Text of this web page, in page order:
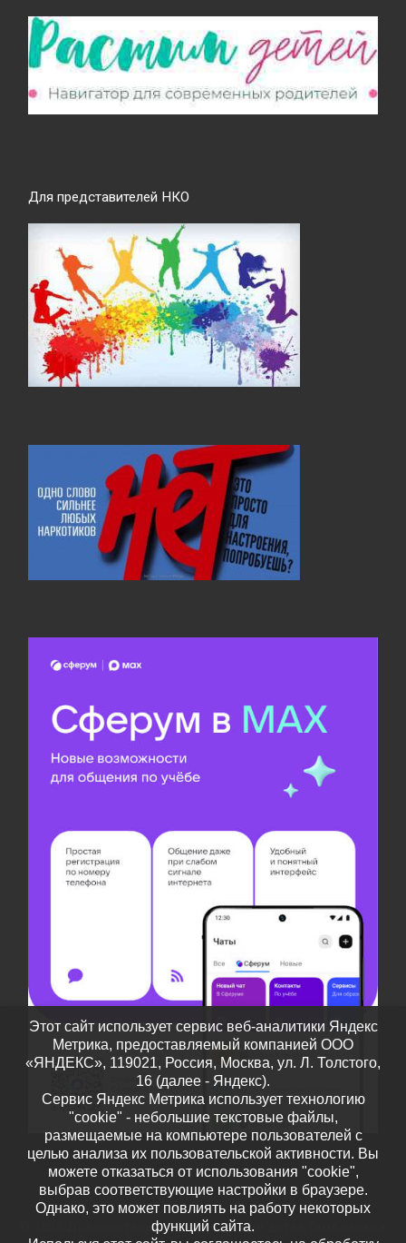
Для представителей НКО
Дополнительное образование детей Тамбовской
Этот сайт использует сервис веб-аналитики Яндекс
Метрика, предоставляемый компанией ООО
«ЯНДЕКС», 119021, Россия, Москва, ул. Л. Толстого,
16 (далее - Яндекс).
Сервис Яндекс Метрика использует технологию
"cookie" - небольшие текстовые файлы,
размещаемые на компьютере пользователей с
целью анализа их пользовательской активности. Вы
можете отказаться от использования "cookie",
выбрав соответствующие настройки в браузере.
Однако, это может повлиять на работу некоторых
функций сайта.